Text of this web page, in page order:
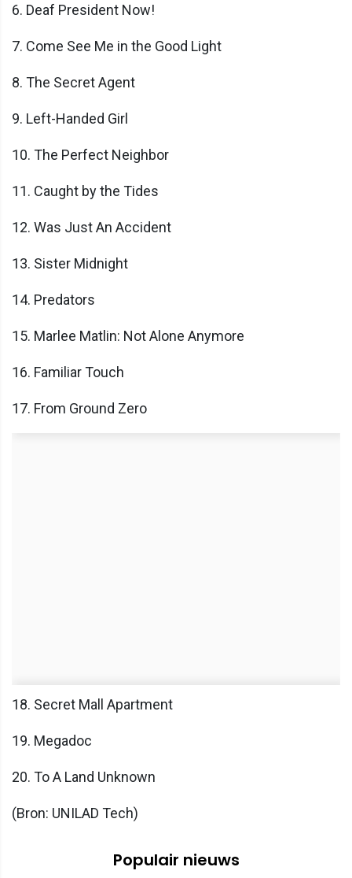
6. Deaf President Now!
7. Come See Me in the Good Light
8. The Secret Agent
9. Left-Handed Girl
10. The Perfect Neighbor
11. Caught by the Tides
12. Was Just An Accident
13. Sister Midnight
14. Predators
15. Marlee Matlin: Not Alone Anymore
16. Familiar Touch
17. From Ground Zero
18. Secret Mall Apartment
19. Megadoc
20. To A Land Unknown
(Bron: UNILAD Tech)
Populair nieuws